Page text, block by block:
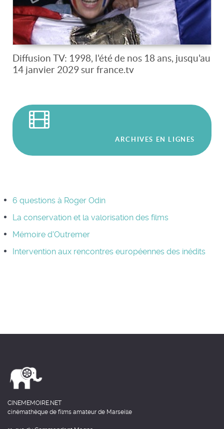
Diffusion TV: 1998, l'été de nos 18 ans, jusqu'au
14 janvier 2029 sur france.tv
ARCHIVES EN LIGNES
6 questions à Roger Odin
La conservation et la valorisation des films
Mémoire d'Outremer
Intervention aux rencontres européennes des inédits
CINEMEMOIRE.NET
cinémathèque de films amateur de Marseille